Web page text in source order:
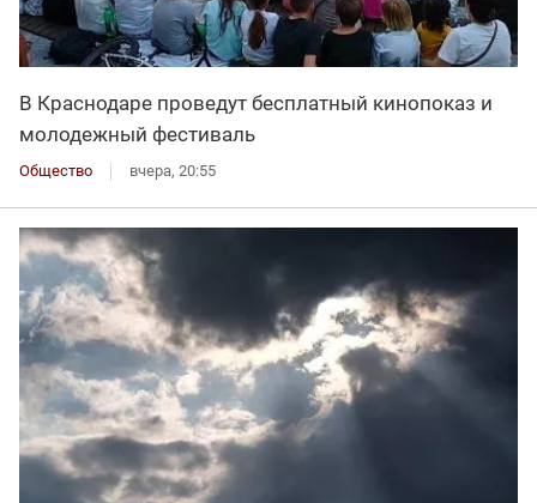
В Краснодаре проведут бесплатный кинопоказ и
молодежный фестиваль
Общество вчера, 20:55